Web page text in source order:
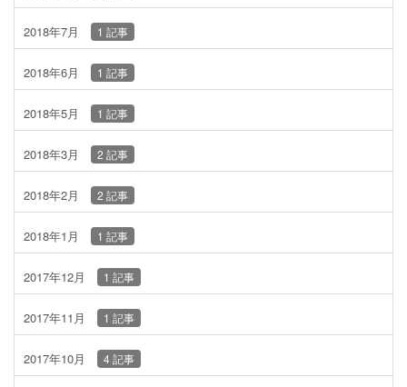
2018年7月 1 記事
2018年6月 1 記事
2018年5月 1 記事
2018年3月 2 記事
2018年2月 2 記事
2018年1月 1 記事
2017年12月 1 記事
2017年11月 1 記事
2017年10月 4 記事